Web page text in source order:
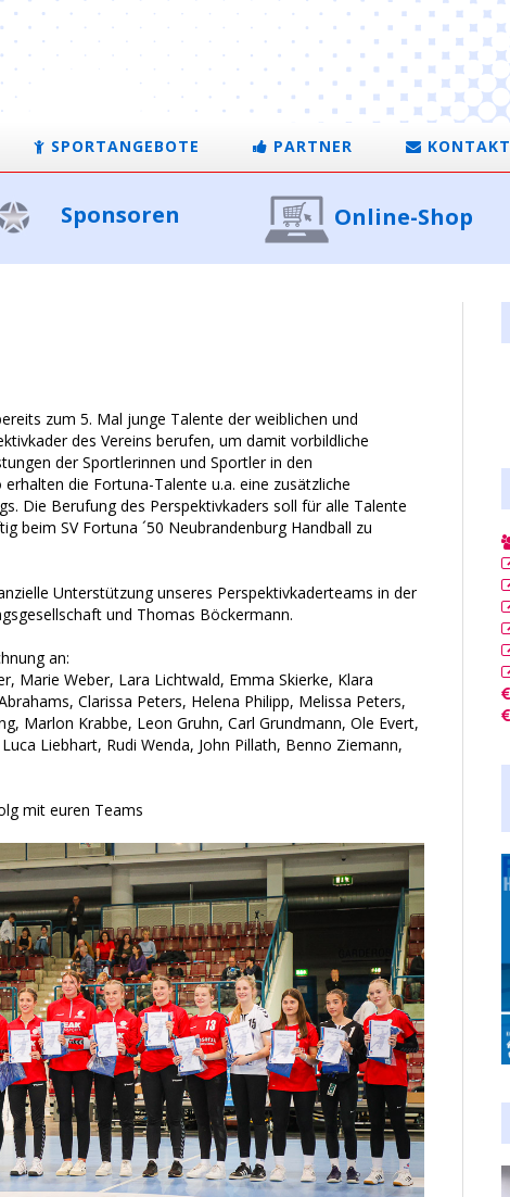
SPORTANGEBOTE PARTNER KONTAKT
Sponsoren Online-Shop
zum 5. Mal junge Talente der weiblichen und
des Vereins berufen, um damit vorbildliche
der Sportlerinnen und Sportler in den
die Fortuna-Talente u.a. eine zusätzliche
Die Berufung des Perspektivkaders soll für alle Talente
beim SV Fortuna ´50 Neubrandenburg Handball zu
Unterstützung unseres Perspektivkaderteams in der
und Thomas Böckermann.
an:
Marie Weber, Lara Lichtwald, Emma Skierke, Klara
Clarissa Peters, Helena Philipp, Melissa Peters,
Marlon Krabbe, Leon Gruhn, Carl Grundmann, Ole Evert,
Liebhart, Rudi Wenda, John Pillath, Benno Ziemann,
mit euren Teams